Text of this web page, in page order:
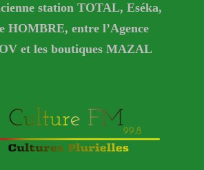
station TOTAL, Eséka,
HOMBRE, entre l’Agence
et les boutiques MAZAL